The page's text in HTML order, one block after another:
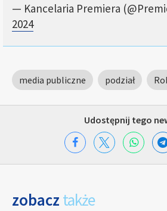
— Kancelaria Premiera
2024
media publiczne podział
Udostępnij tego
zobacz także